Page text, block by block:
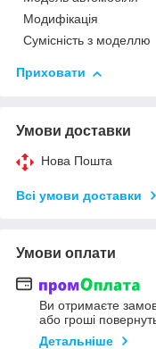
Модифікація
Сумісність з моделлю
Приховати
Умови доставки
Нова Пошта
Всі умови доставки
Умови оплати
Ви отримаєте
або гроші
Детальніше